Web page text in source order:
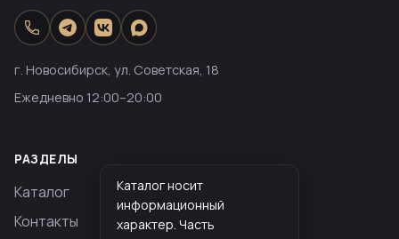
г. Новосибирск, ул. Советская, 18
Ежедневно 12:00–20:00
РАЗДЕЛЫ
Каталог
Контакты
Каталог носит
информационный
характер. Часть